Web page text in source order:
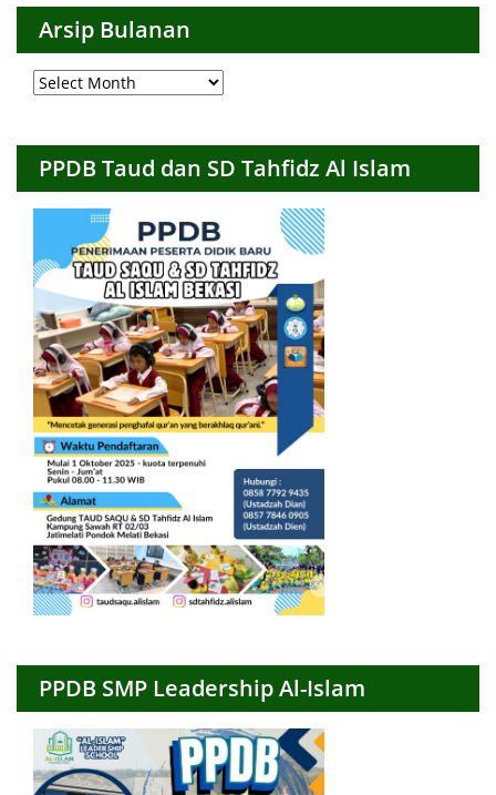
Arsip Bulanan
Arsip
Bulanan
PPDB Taud dan SD Tahfidz Al Islam
PPDB SMP Leadership Al-Islam